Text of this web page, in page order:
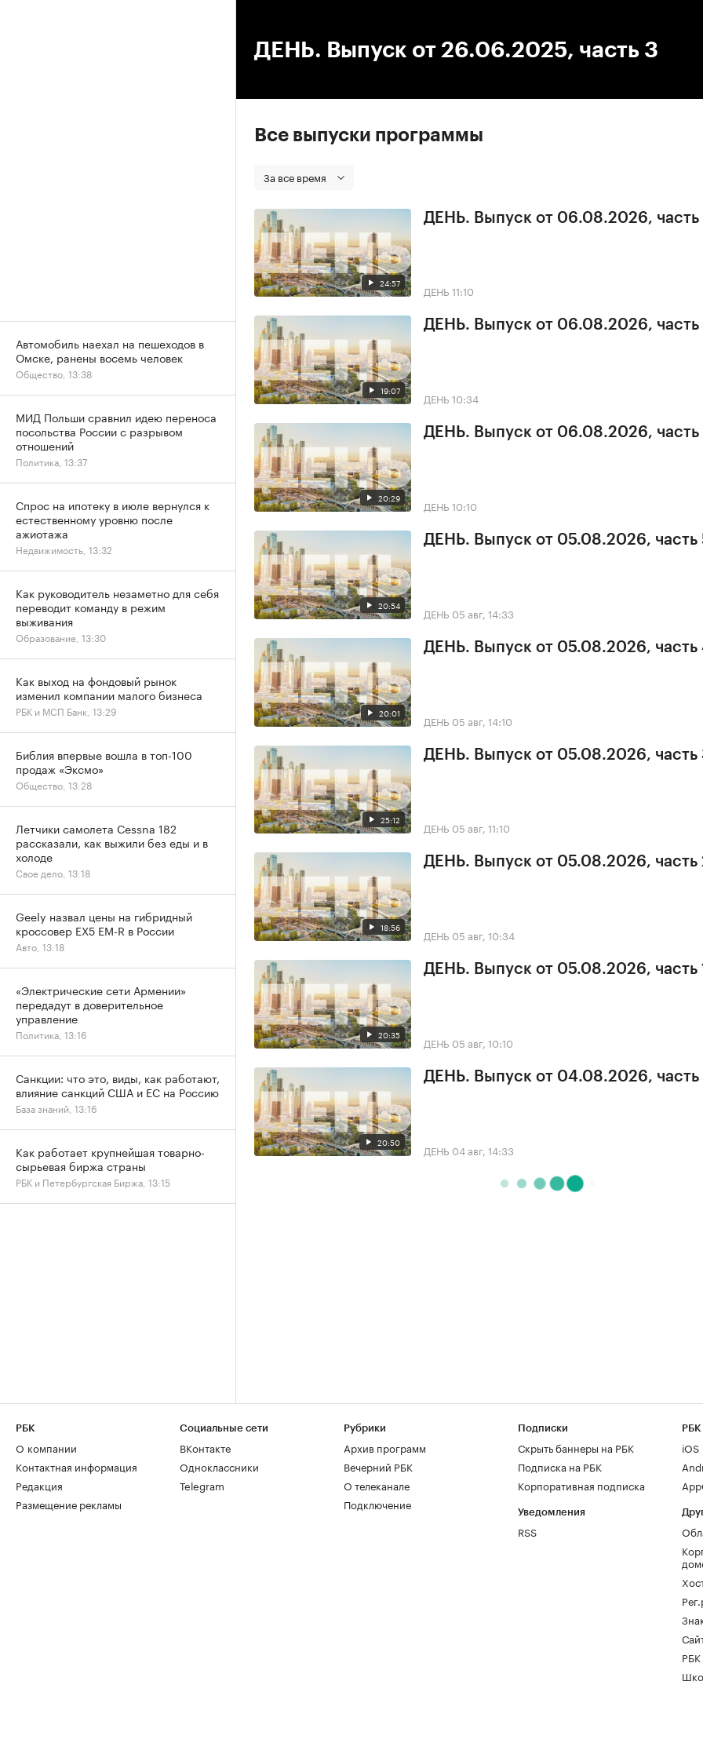
ДЕНЬ. Выпуск от 26.06.2025, часть 3
Все выпуски программы
За все время
24:57
ДЕНЬ. Выпуск от 06.08.2026, часть
ДЕНЬ 11:10
19:07
ДЕНЬ. Выпуск от 06.08.2026, часть
ДЕНЬ 10:34
20:29
ДЕНЬ. Выпуск от 06.08.2026, часть
ДЕНЬ 10:10
20:54
ДЕНЬ. Выпуск от 05.08.2026, часть
ДЕНЬ 05 авг, 14:33
20:01
ДЕНЬ. Выпуск от 05.08.2026, часть
ДЕНЬ 05 авг, 14:10
25:12
ДЕНЬ. Выпуск от 05.08.2026, часть
ДЕНЬ 05 авг, 11:10
18:56
ДЕНЬ. Выпуск от 05.08.2026, часть
ДЕНЬ 05 авг, 10:34
20:35
ДЕНЬ. Выпуск от 05.08.2026, часть
ДЕНЬ 05 авг, 10:10
20:50
ДЕНЬ. Выпуск от 04.08.2026, часть
ДЕНЬ 04 авг, 14:33
Автомобиль наехал на пешеходов в
Омске, ранены восемь человек
Общество, 13:38
МИД Польши сравнил идею переноса
посольства России с разрывом
отношений
Политика, 13:37
Спрос на ипотеку в июле вернулся к
естественному уровню после
ажиотажа
Недвижимость, 13:32
Как руководитель незаметно для себя
переводит команду в режим
выживания
Образование, 13:30
Как выход на фондовый рынок
изменил компании малого бизнеса
РБК и МСП Банк, 13:29
Библия впервые вошла в топ-100
продаж «Эксмо»
Общество, 13:28
Летчики самолета Cessna 182
рассказали, как выжили без еды и в
холоде
Свое дело, 13:18
Geely назвал цены на гибридный
кроссовер EX5 EM-R в России
Авто, 13:18
«Электрические сети Армении»
передадут в доверительное
управление
Политика, 13:16
Санкции: что это, виды, как работают,
влияние санкций США и ЕС на Россию
База знаний, 13:16
Как работает крупнейшая товарно-
сырьевая биржа страны
РБК и Петербургская Биржа, 13:15
РБК
О компании
Контактная информация
Редакция
Размещение рекламы
Социальные сети
ВКонтакте
Одноклассники
Telegram
Рубрики
Архив программ
Вечерний РБК
О телеканале
Подключение
Подписки
Скрыть баннеры на РБК
Подписка на РБК
Корпоративная подписка
Уведомления
RSS
РБК
iOS